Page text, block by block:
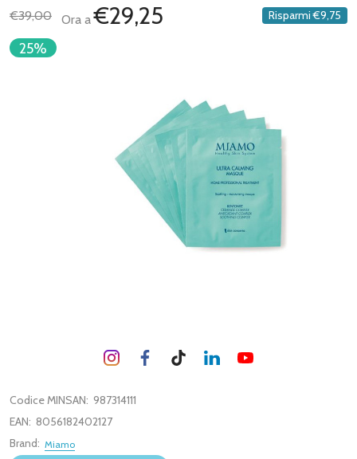
€39,00 Ora a€29,25 Risparmi €9,75
25%
Codice MINSAN: 987314111
EAN: 8056182402127
Brand: Miamo